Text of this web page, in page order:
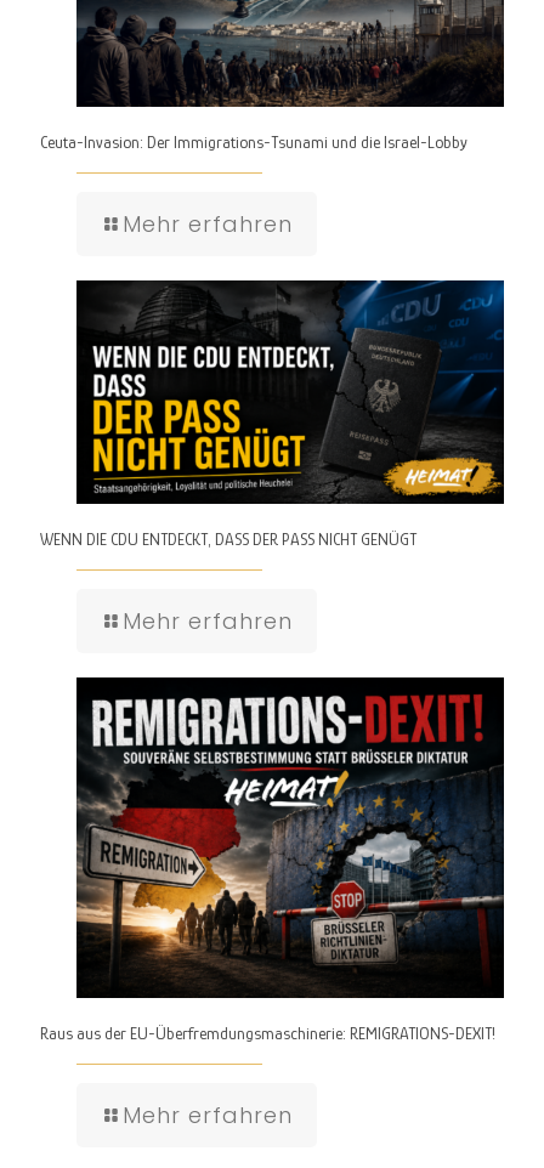
Ceuta-Invasion: Der Immigrations-Tsunami und die Israel-Lobby
Mehr erfahren
WENN DIE CDU ENTDECKT, DASS DER PASS NICHT GENÜGT
Mehr erfahren
Raus aus der EU-Überfremdungsmaschinerie: REMIGRATIONS-DEXIT!
Mehr erfahren